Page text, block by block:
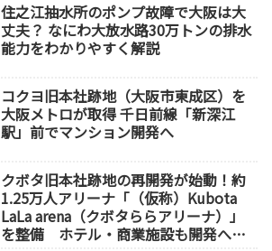
住之江抽水所のポンプ故障で大阪は大
丈夫？ なにわ大放水路30万トンの排水
能力をわかりやすく解説
コクヨ旧本社跡地（大阪市東成区）を
大阪メトロが取得 千日前線「新深江
駅」前でマンション開発へ
クボタ旧本社跡地の再開発が始動！約
1.25万人アリーナ「（仮称）Kubota
LaLa arena（クボタららアリーナ）」
を整備 ホテル・商業施設も開発へ